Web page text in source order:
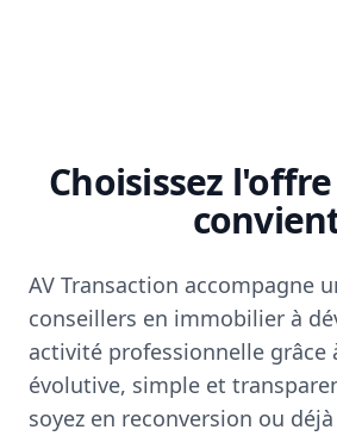
Choisissez
AV Transaction accompagne
conseillers en immobilier à
activité professionnelle grâce
évolutive, simple et
soyez en reconversion ou